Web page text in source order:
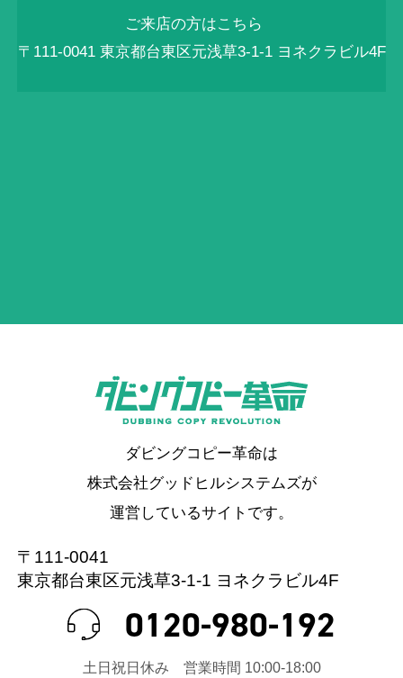
ご来店の方はこちら
〒111-0041 東京都台東区元浅草3-1-1 ヨネクラビル4F
ダビングコピー革命は
株式会社グッドヒルシステムズが
運営しているサイトです。
〒111-0041
東京都台東区元浅草3-1-1 ヨネクラビル4F
0120-980-192
⼟⽇祝⽇休み 営業時間 10:00-18:00